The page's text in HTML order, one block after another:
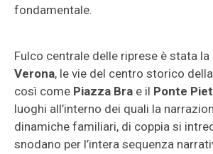
fondamentale.
Fulco centrale delle riprese è stata
Verona, le vie del centro storico
così come Piazza Bra e il Ponte
luoghi all’interno dei quali la
dinamiche familiari, di coppia si
snodano per l’intera sequenza